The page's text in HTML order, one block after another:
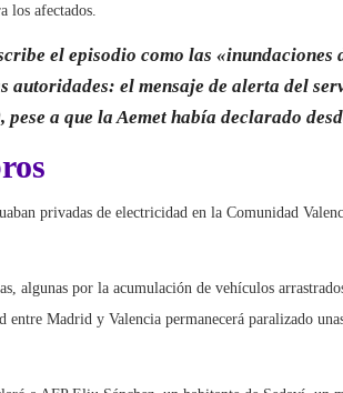
los afectados.
el episodio como las «inundaciones
autoridades: el mensaje de alerta del
pese a que la Aemet había declarado
privadas de electricidad en la Comunidad
algunas por la acumulación de vehículos
Madrid y Valencia permanecerá paralizado